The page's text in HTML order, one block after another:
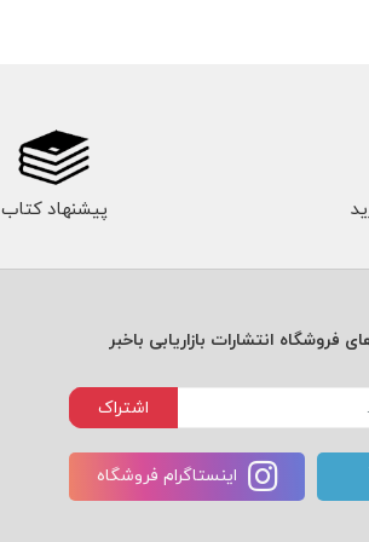
پیشنهاد کتاب
انتشارات بازاریابی باخبر
اشتراک
اینستاگرام فروشگاه